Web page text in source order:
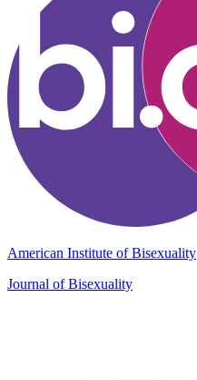
American Institute of Bisexuality
Journal of Bisexuality